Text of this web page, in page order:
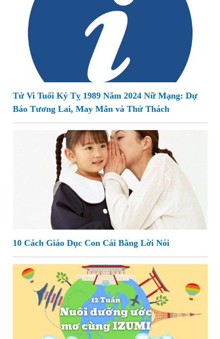
Tử Vi Tuổi Kỷ Tỵ 1989 Năm 2024 Nữ Mạng: Dự
Báo Tương Lai, May Mắn và Thử Thách
10 Cách Giáo Dục Con Cái Bằng Lời Nói